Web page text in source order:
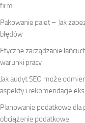
firm
Pakowanie palet – Jak
błędów
Etyczne zarządzanie
warunki pracy
Jak audyt SEO może
aspekty i rekomendacje
Planowanie podatkowe dla
obciążenie podatkowe